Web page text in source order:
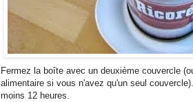
Fermez la boîte avec un deuxième couvercle
alimentaire si vous n'avez qu'un seul
moins 12 heures.